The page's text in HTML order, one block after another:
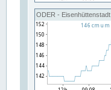
ODER - Eisenhüttenstadt